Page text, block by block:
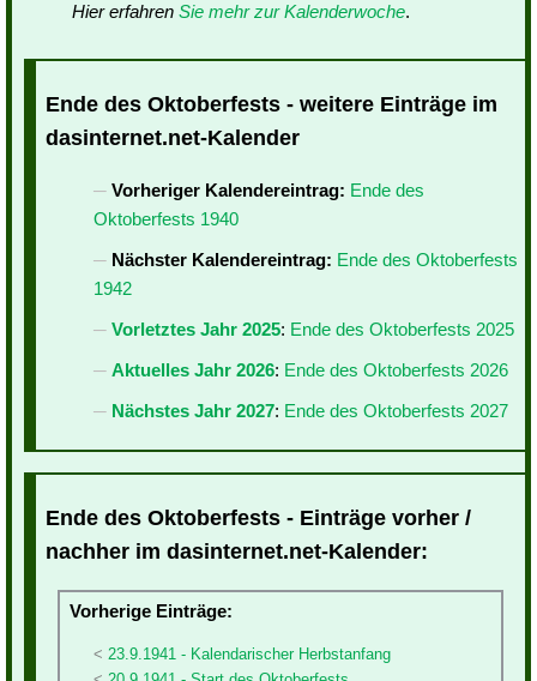
Hier erfahren Sie mehr zur Kalenderwoche.
Ende des Oktoberfests - weitere Einträge im
dasinternet.net-Kalender
Vorheriger Kalendereintrag: Ende des
Oktoberfests 1940
Nächster Kalendereintrag: Ende des Oktoberfests
1942
Vorletztes Jahr 2025: Ende des Oktoberfests 2025
Aktuelles Jahr 2026: Ende des Oktoberfests 2026
Nächstes Jahr 2027: Ende des Oktoberfests 2027
Ende des Oktoberfests - Einträge vorher /
nachher im dasinternet.net-Kalender:
Vorherige Einträge:
23.9.1941 - Kalendarischer Herbstanfang